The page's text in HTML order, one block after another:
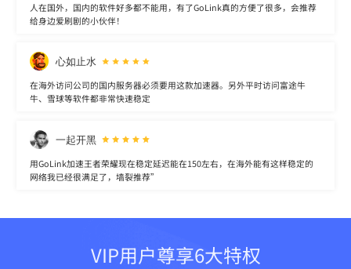
人在国外，国内的软件好多都不能用，有了GoLink真的方便了很多，会推荐
给身边爱刷剧的小伙伴！
心如止水
在海外访问公司的国内服务器必须要用这款加速器。另外平时访问富途牛
牛、雪球等软件都非常快速稳定
一起开黑
用GoLink加速王者荣耀现在稳定延迟能在150左右，在海外能有这样稳定的
网络我已经很满足了，墙裂推荐”
VIP用户尊享6大特权